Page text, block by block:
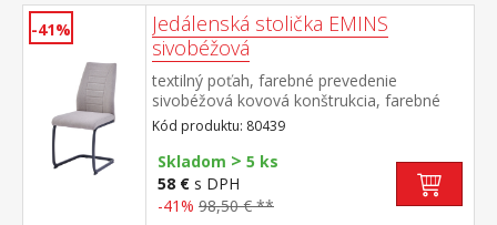
-41%
Jedálenská stolička EMINS
sivobéžová
textilný poťah, farebné prevedenie
sivobéžová kovová konštrukcia, farebné
prevedenie čierna výška sedu 48
cm odporúčaná nosnosť do 120 kg
Kód produktu: 80439
Skladom > 5 ks
58 € s DPH
-41% 98,50 € **